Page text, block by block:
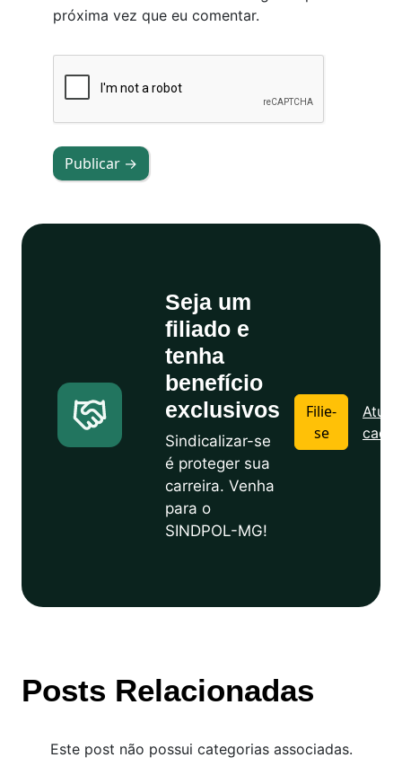
próxima vez que eu comentar.
Publicar →
Seja um
filiado e
tenha
benefício
exclusivos
Sindicalizar-se
é proteger sua
carreira. Venha
para o
SINDPOL-MG!
Filie-
se
Posts Relacionadas
Este post não possui categorias associadas.